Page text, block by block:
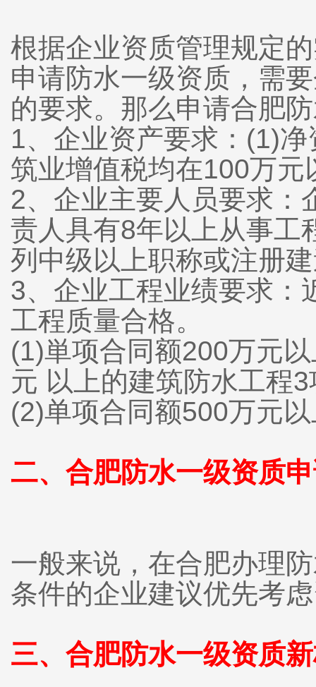
根据企业资质管理规定
申请防水一级资质，需
的要求。那么申请合肥
1、企业资产要求：(1)
筑业增值税均在100万元
2、企业主要人员要求：
责人具有8年以上从事工
列中级以上职称或注册
3、企业工程业绩要求：
工程质量合格。
(1)単项合同额200万元
元 以上的建筑防水工程3
(2)单项合同额500万元
二、 合肥防水一级资质
一般来说，在合肥办理
条件的企业建议优先考
三、合肥防水一级资质